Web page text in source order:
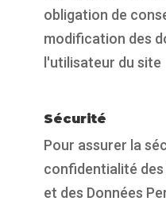
obligation de
modification des
l'utilisateur du site
Sécurité
Pour assurer la
confidentialité des
et des Données